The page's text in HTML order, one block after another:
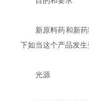
新原料药和新
下如当这个产品发
光源